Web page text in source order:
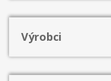
Výrobci